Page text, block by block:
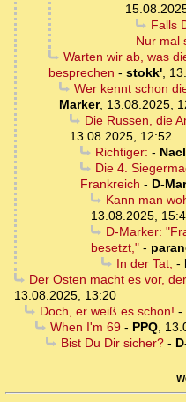
Falls
Nur mal
Warten wir ab, was
besprechen - stokk',
Wer kennt schon
Marker, 13.08.2025,
Die Russen, die
13.08.2025, 12:52
Richtiger: -
Die 4.
Frankreich - D-
Kann man
13.08.2025,
D-Marker:
besetzt," -
In der Tat, -
Der Osten macht es vor,
13.08.2025, 13:20
Doch, er weiß es schon! -
When I'm 69- PPQ,
Bist Du Dir sicher?-